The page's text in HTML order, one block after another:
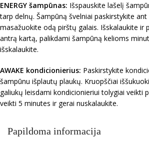
ENERGY šampūnas: Išspauskite lašelį
tarp delnų. Šampūną švelniai paskirstykite
masažuokite odą pirštų galais. Išskalaukite ir
antrą kartą, palikdami šampūną kelioms
išskalaukite.
AWAKE kondicionierius: Paskirstykite
šampūnu išplautų plaukų. Kruopščiai
galiukų leisdami kondicionieriui tolygiai veikti
veikti 5 minutes ir gerai nuskalaukite.
Papildoma informacija